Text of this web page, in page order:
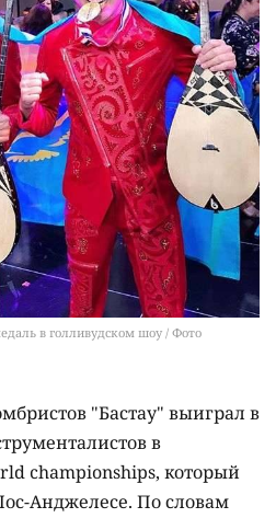
в голливудском шоу / Фото
"Бастау" выиграл в
в
championships, который
Анджелесе. По словам